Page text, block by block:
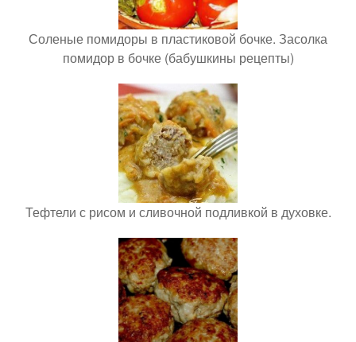
Соленые помидоры в пластиковой бочке. Засолка
помидор в бочке (бабушкины рецепты)
Тефтели с рисом и сливочной подливкой в духовке.